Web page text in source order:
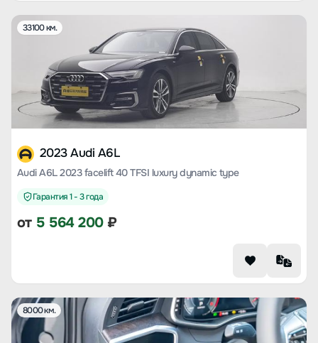
33100 км.
2023 Audi A6L
Audi A6L 2023 facelift 40 TFSI luxury dynamic type
Гарантия 1 - 3 года
от 5 564 200₽
8000 км.